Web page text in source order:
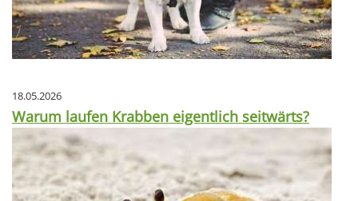
18.05.2026
Warum laufen Krabben eigentlich seitwärts?